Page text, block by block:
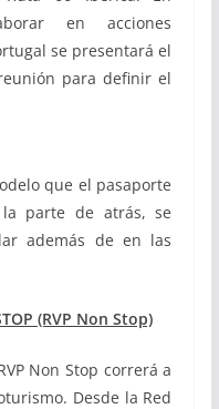
en acciones
se presentará el
para definir el
que el pasaporte
parte de atrás, se
además de en las
(RVP Non Stop)
Non Stop correrá a
Desde la Red